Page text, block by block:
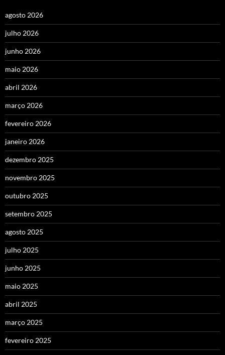
agosto 2026
julho 2026
junho 2026
maio 2026
abril 2026
março 2026
fevereiro 2026
janeiro 2026
dezembro 2025
novembro 2025
outubro 2025
setembro 2025
agosto 2025
julho 2025
junho 2025
maio 2025
abril 2025
março 2025
fevereiro 2025